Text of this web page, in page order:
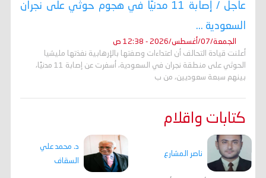
عاجل / إصابة 11 مدنيًا في هجوم حوثي على نجران
السعودية ...
الجمعة/07/أغسطس/2026 - 12:38 ص
أعلنت قيادة التحالف أن اعتداءات وصفتها بالإرهابية نفذتها مليشيا
الحوثي على منطقة نجران في السعودية، أسفرت عن إصابة 11 مدنيًا،
بينهم سبعة سعوديين، من ب
كتابات واقلام
ناصر المشارع
د. محمد علي
السقاف